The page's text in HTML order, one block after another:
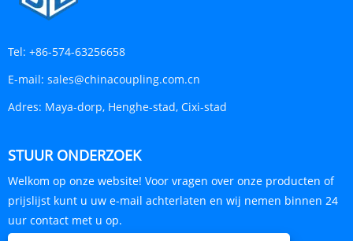
Tel: +86-574-63256658
E-mail: sales@chinacoupling.com.cn
Adres: Maya-dorp, Henghe-stad, Cixi-stad
STUUR ONDERZOEK
Welkom op onze website! Voor vragen over onze producten of
prijslijst kunt u uw e-mail achterlaten en wij nemen binnen 24
uur contact met u op.